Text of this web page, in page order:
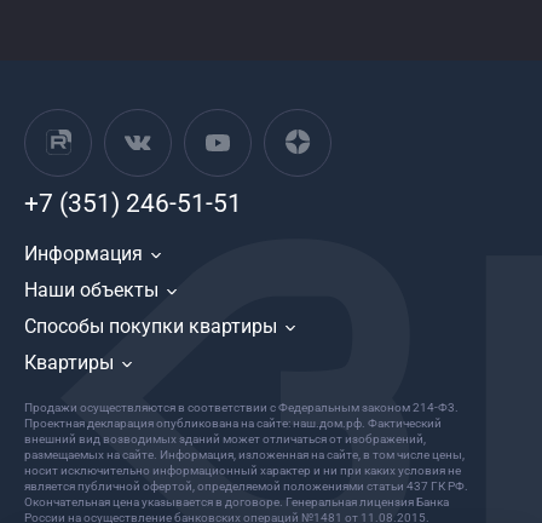
Продажи осуществляются в соответствии с Федеральным законом 214-Ф3.
Проектная декларация опубликована на сайте: наш.дом.рф. Фактический
внешний вид возводимых зданий может отличаться от изображений,
размещаемых на сайте. Информация, изложенная на сайте, в том числе цены,
носит исключительно информационный характер и ни при каких условия не
является публичной офертой, определяемой положениями статьи 437 ГК РФ.
Окончательная цена указывается в договоре. Генеральная лицензия Банка
России на осуществление банковских операций №1481 от 11.08.2015.
Информация
Наши объекты
Способы покупки квартиры
Квартиры
+7 (351) 246-51-51